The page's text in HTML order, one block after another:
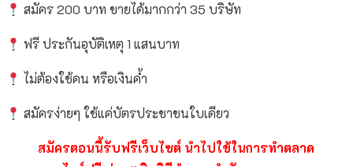
สมัคร 200 บาท ขายได้มากกว่า 35 บริษัท
ฟรี ประกันอุบัติเหตุ 1 แสนบาท
ไม่ต้องใช้คน หรือเงินค้ำ
สมัครง่ายๆ ใช้แค่บัตรประชาชนใบเดียว
สมัครตอนนี้รับฟรีเว็บไซต์ นำไปใช้ในการทำตลาด